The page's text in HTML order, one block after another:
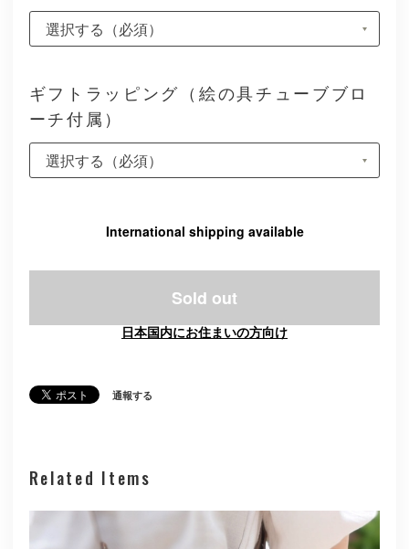
ギフトラッピング（絵の具チューブブロ
ーチ付属）
International shipping available
Sold out
日本国内にお住まいの方向け
通報する
Related Items